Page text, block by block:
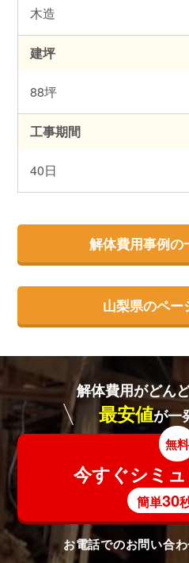
木造
建坪
88坪
工事期間
40日
解体費用事例の
山梨県のペー
解体費用がどん
最安値が一
無料
今すぐシミ
簡単30
お電話でのお問い合